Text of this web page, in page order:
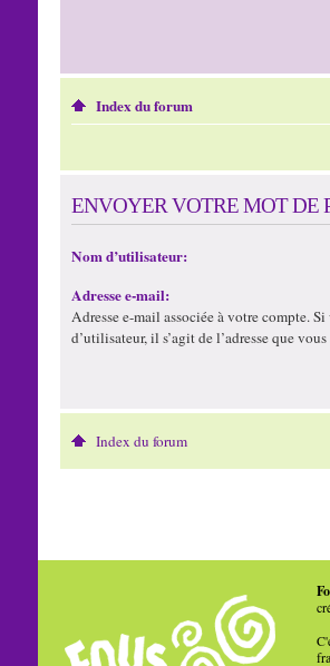
Index du forum
ENVOYER VOTRE MOT DE
Nom d’utilisateur:
Adresse e-mail:
Adresse e-mail associée à votre compte.
d’utilisateur, il s’agit de l’adresse que
Index du forum